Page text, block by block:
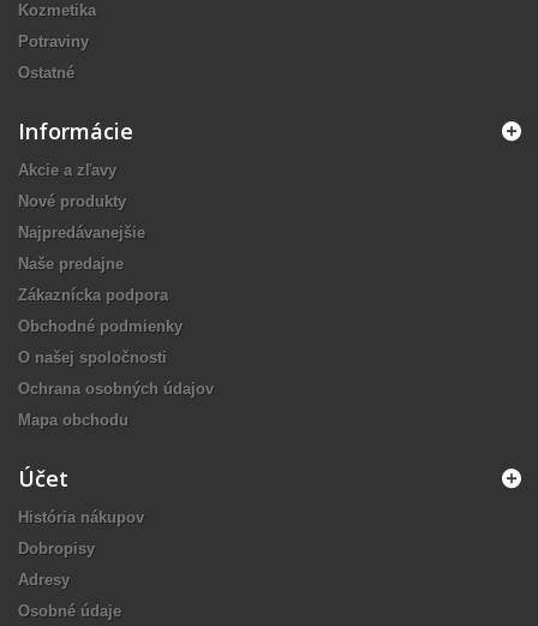
Kozmetika
Potraviny
Ostatné
Informácie
Akcie a zľavy
Nové produkty
Najpredávanejšie
Naše predajne
Zákaznícka podpora
Obchodné podmienky
O našej spoločnosti
Ochrana osobných údajov
Mapa obchodu
Účet
História nákupov
Dobropisy
Adresy
Osobné údaje